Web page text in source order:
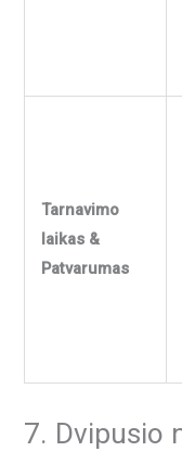
Tarnavimo
laikas &
Patvarumas
7. Dvipusio